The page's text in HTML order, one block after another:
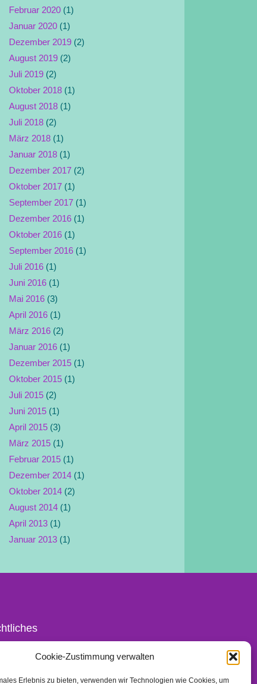
Cookie-Zustimmung verwalten
Erlebnis zu bieten, verwenden wir Technologien wie Cookies, um
Februar 2020 (1)
Januar 2020 (1)
Dezember 2019 (2)
August 2019 (2)
Juli 2019 (2)
Oktober 2018 (1)
August 2018 (1)
Juli 2018 (2)
März 2018 (1)
Januar 2018 (1)
Dezember 2017 (2)
Oktober 2017 (1)
September 2017 (1)
Dezember 2016 (1)
Oktober 2016 (1)
September 2016 (1)
Juli 2016 (1)
Juni 2016 (1)
Mai 2016 (3)
April 2016 (1)
März 2016 (2)
Januar 2016 (1)
Dezember 2015 (1)
Oktober 2015 (1)
Juli 2015 (2)
Juni 2015 (1)
April 2015 (3)
März 2015 (1)
Februar 2015 (1)
Dezember 2014 (1)
Oktober 2014 (2)
August 2014 (1)
April 2013 (1)
Januar 2013 (1)